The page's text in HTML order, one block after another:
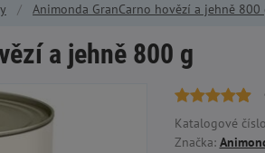
Animonda GranCarno hovězí a jehně 800
a jehně 800 g
Katalogové
Značka: